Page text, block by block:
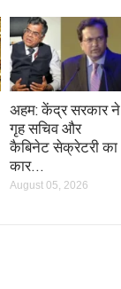
अहम: केंद्र सरकार ने
गृह सचिव और
कैबिनेट सेक्रेटरी का
कार…
August 05, 2026